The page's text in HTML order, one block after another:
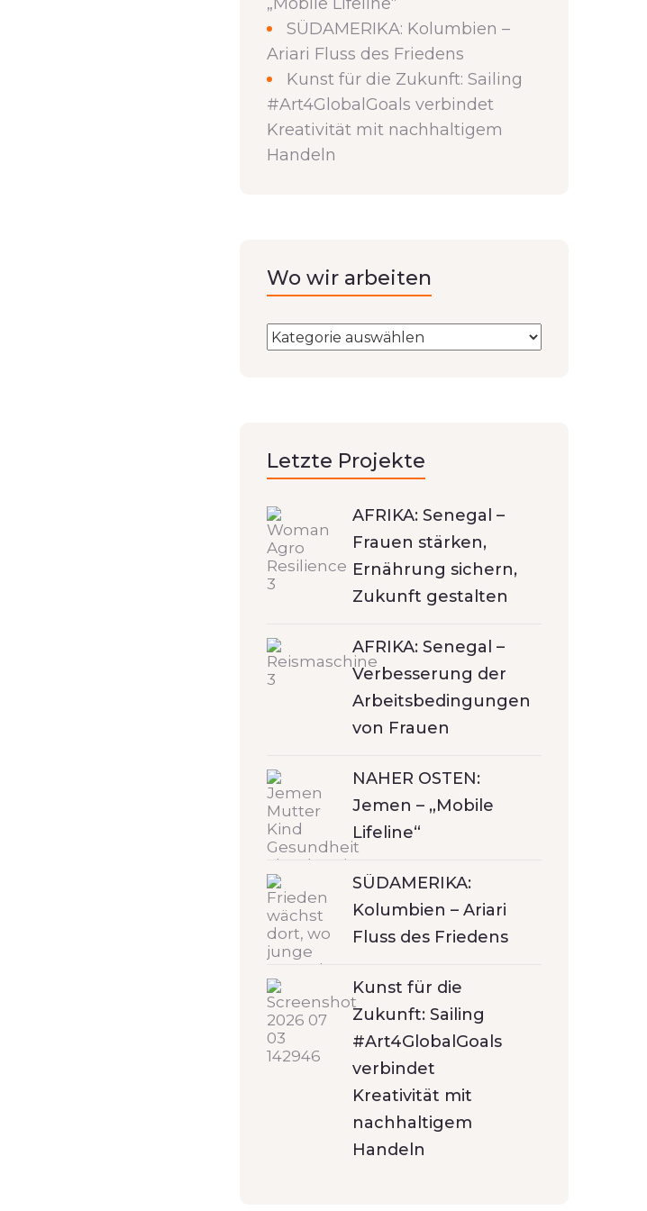
SÜDAMERIKA: Kolumbien –
Ariari Fluss des Friedens
Kunst für die Zukunft: Sailing
#Art4GlobalGoals verbindet
Kreativität mit nachhaltigem
Handeln
Wo wir arbeiten
Letzte Projekte
AFRIKA: Senegal –
Frauen stärken,
Ernährung sichern,
Zukunft gestalten
AFRIKA: Senegal –
Verbesserung der
Arbeitsbedingungen
von Frauen
NAHER OSTEN:
Jemen – „Mobile
Lifeline“
SÜDAMERIKA:
Kolumbien – Ariari
Fluss des Friedens
Kunst für die
Zukunft: Sailing
#Art4GlobalGoals
verbindet
Kreativität mit
nachhaltigem
Handeln